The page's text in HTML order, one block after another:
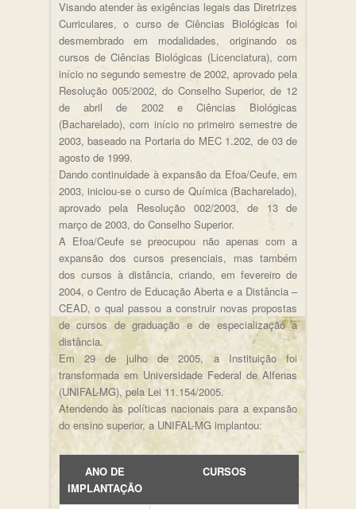
Visando atender às exigências legais das Diretrizes
Curriculares, o curso de Ciências Biológicas foi
desmembrado em modalidades, originando os
cursos de Ciências Biológicas (Licenciatura), com
início no segundo semestre de 2002, aprovado pela
Resolução 005/2002, do Conselho Superior, de 12
de abril de 2002 e Ciências Biológicas
(Bacharelado), com início no primeiro semestre de
2003, baseado na Portaria do MEC 1.202, de 03 de
agosto de 1999.
Dando continuidade à expansão da Efoa/Ceufe, em
2003, iniciou-se o curso de Química (Bacharelado),
aprovado pela Resolução 002/2003, de 13 de
março de 2003, do Conselho Superior.
A Efoa/Ceufe se preocupou não apenas com a
expansão dos cursos presenciais, mas também
dos cursos à distância, criando, em fevereiro de
2004, o Centro de Educação Aberta e a Distância –
CEAD, o qual passou a construir novas propostas
de cursos de graduação e de especialização a
distância.
Em 29 de julho de 2005, a Instituição foi
transformada em Universidade Federal de Alfenas
(UNIFAL-MG), pela Lei 11.154/2005.
Atendendo às políticas nacionais para a expansão
do ensino superior, a UNIFAL-MG implantou:
ANO DE
IMPLANTAÇÃO
CURSOS